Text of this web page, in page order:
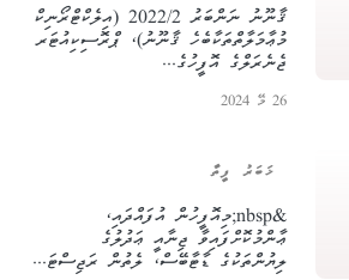
ޤާނޫނު ނަންބަރު 2022/2 (އިލެކްޓްރޯނިކް
މުޢާމަލާތްތަކާބެހެ ޤާނޫނު)، ޕްރޮސިކިއުޓަރ
ޖެނެރަލްގެ އޮފީހުގެ...
26 މޭ 2024
ޚަބަރު ފީތާ
&nbsp;މިއޮފީހުން އުފައްދައި،
ޢާންމުކޮށްފައިވާ ޖިނާއީ ޢަދުލުގެ
ލިޔުންތަކުގެ ޑާޓާބޭސް، ލެތުން ރަޖިސްޓަ...